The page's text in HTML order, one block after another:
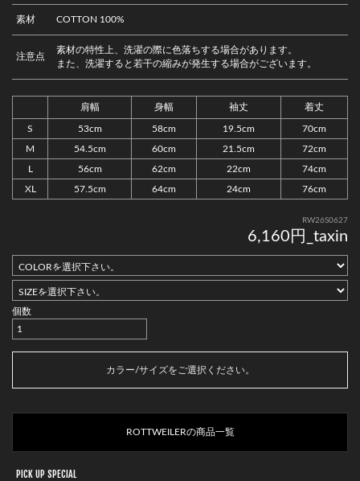
素材 COTTON 100%
注意点
素材の特性上、洗濯の際に色落ちする場合があります。
また、洗濯すると若干の縮みが発生する場合がございます。
肩幅 身幅 袖丈 着丈
S 53cm 58cm 19.5cm 70cm
M 54.5cm 60cm 21.5cm 72cm
L 56cm 62cm 22cm 74cm
XL 57.5cm 64cm 24cm 76cm
RW26S0627
6,160円_taxin
個数
カートに入れる
カラー/サイズをご選択ください。
ROTTWEILERの商品一覧
PICK UP SPECIAL